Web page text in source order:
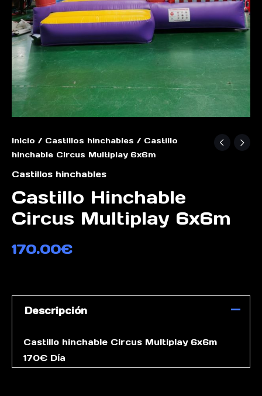
Inicio / Castillos hinchables / Castillo
hinchable Circus Multiplay 6x6m
Castillos hinchables
Castillo Hinchable
Circus Multiplay 6x6m
170.00€
Descripción
Castillo hinchable Circus Multiplay 6x6m
170€ Día